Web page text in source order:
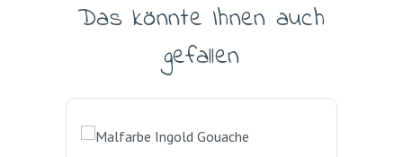
Produktgalerie überspringen
Das könnte Ihnen auch
gefallen